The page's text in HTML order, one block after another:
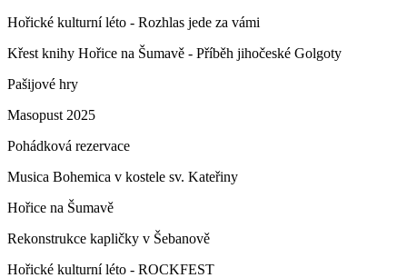
Hořické kulturní léto - Rozhlas jede za vámi
Křest knihy Hořice na Šumavě - Příběh jihočeské Golgoty
Pašijové hry
Masopust 2025
Pohádková rezervace
Musica Bohemica v kostele sv. Kateřiny
Hořice na Šumavě
Rekonstrukce kapličky v Šebanově
Hořické kulturní léto - ROCKFEST